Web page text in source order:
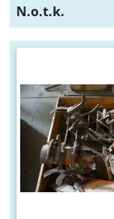
N.o.t.k.